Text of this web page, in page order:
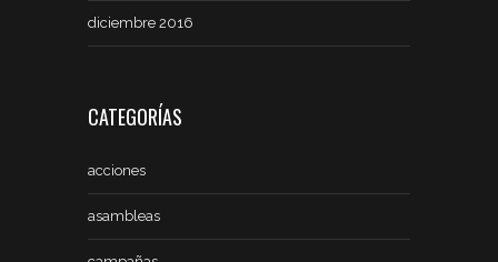
diciembre 2016
CATEGORÍAS
acciones
asambleas